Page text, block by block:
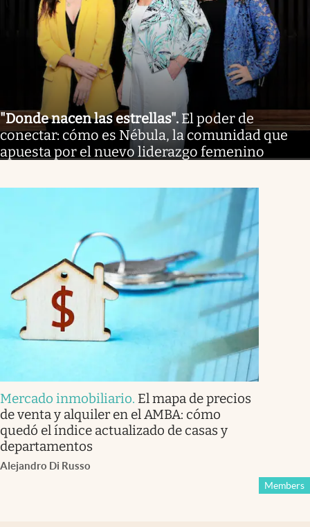
"Donde nacen las estrellas". El poder de
conectar: cómo es Nébula, la comunidad que
apuesta por el nuevo liderazgo femenino
Mercado inmobiliario. El mapa de precios
de venta y alquiler en el AMBA: cómo
quedó el índice actualizado de casas y
departamentos
Alejandro Di Russo
Members